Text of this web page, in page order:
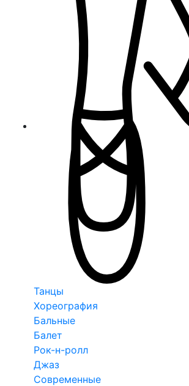
Танцы
Хореография
Бальные
Балет
Рок-н-ролл
Джаз
Современные